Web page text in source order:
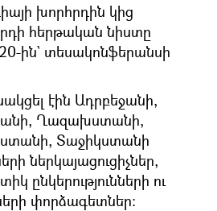
խորհրդին կից
հերթական նիստը
20-ին` տեսակոնֆերանսի
էին Ադրբեջանի,
Ղազախստանի,
Տաջիկստանի
ներկայացուցիչներ,
ընկերությունների ու
փորձագետներ։